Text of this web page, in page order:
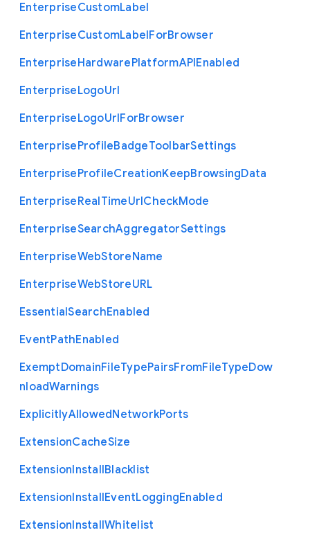
EnterpriseCustomLabel
EnterpriseCustomLabelForBrowser
EnterpriseHardwarePlatformAPIEnabled
EnterpriseLogoUrl
EnterpriseLogoUrlForBrowser
EnterpriseProfileBadgeToolbarSettings
EnterpriseProfileCreationKeepBrowsingData
EnterpriseRealTimeUrlCheckMode
EnterpriseSearchAggregatorSettings
EnterpriseWebStoreName
EnterpriseWebStoreURL
EssentialSearchEnabled
EventPathEnabled
ExemptDomainFileTypePairsFromFileTypeDow
nloadWarnings
ExplicitlyAllowedNetworkPorts
ExtensionCacheSize
ExtensionInstallBlacklist
ExtensionInstallEventLoggingEnabled
ExtensionInstallWhitelist